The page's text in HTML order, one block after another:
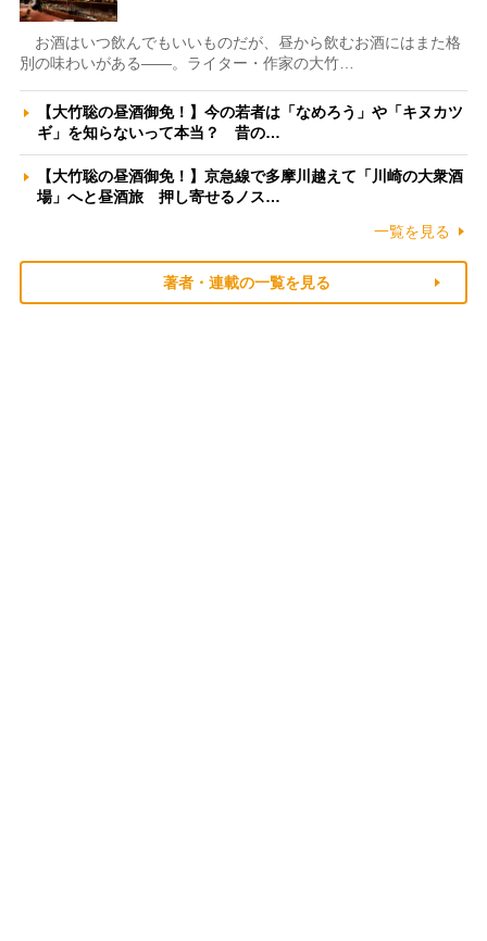
お酒はいつ飲んでもいいものだが、昼から飲むお酒にはまた格
別の味わいがある――。ライター・作家の大竹…
【大竹聡の昼酒御免！】今の若者は「なめろう」や「キヌカツ
ギ」を知らないって本当？ 昔の…
【大竹聡の昼酒御免！】京急線で多摩川越えて「川崎の大衆酒
場」へと昼酒旅 押し寄せるノス…
一覧を見る
著者・連載の一覧を見る